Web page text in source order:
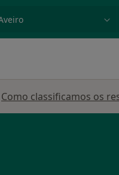
Como classificamos os